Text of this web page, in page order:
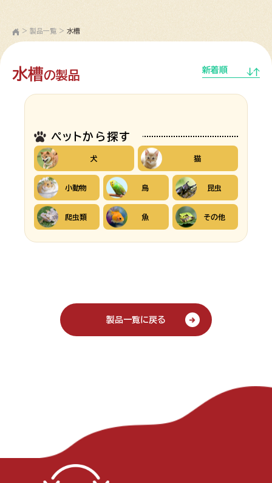
> 製品一覧 > 水槽
水槽の製品 新着順
ペットから探す
犬 猫
小動物 鳥 昆虫
爬虫類 魚 その他
製品一覧に戻る